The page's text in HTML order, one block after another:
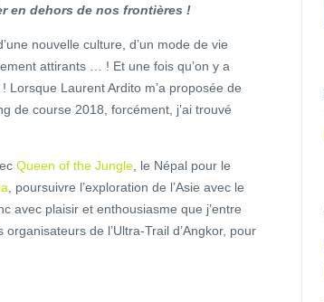
en dehors de nos frontières !
nouvelle culture, d’un mode de vie
attirants … ! Et une fois qu’on y a
Lorsque Laurent Ardito m’a proposée de
de course 2018, forcément, j’ai trouvé
Queen of the Jungle , le Népal pour le
, poursuivre l’exploration de l’Asie avec le
avec plaisir et enthousiasme que j’entre
de l’Ultra-Trail d’Angkor, pour